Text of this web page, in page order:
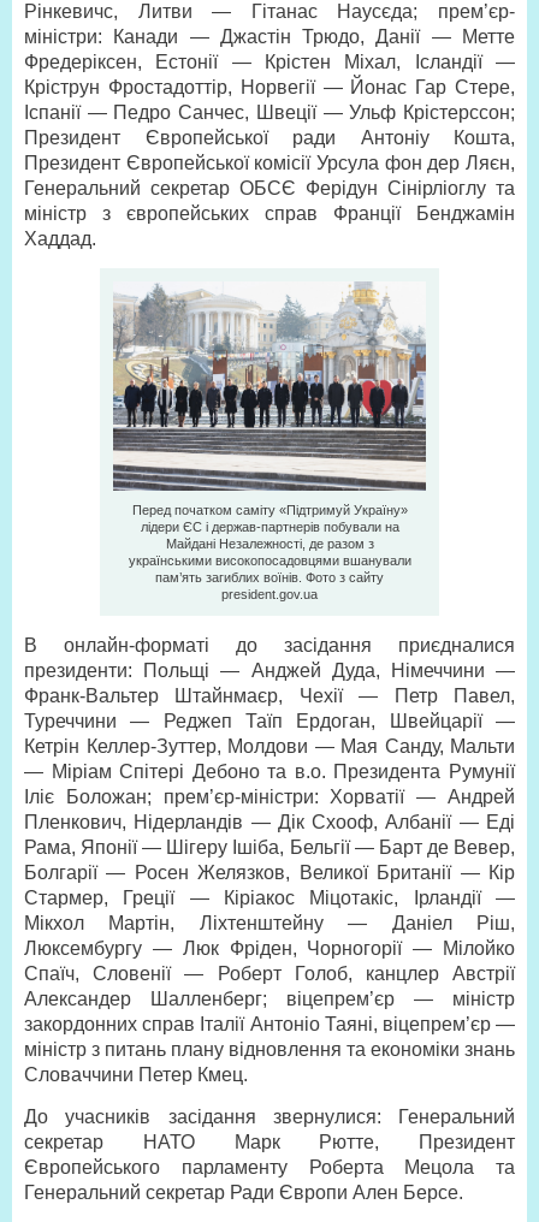
Рінкевичс, Литви — Гітанас Наусєда; прем’єр-
міністри: Канади — Джастін Трюдо, Данії — Метте
Фредеріксен, Естонії — Крістен Міхал, Ісландії —
Кріструн Фростадоттір, Норвегії — Йонас Гар Стере,
Іспанії — Педро Санчес, Швеції — Ульф Крістерссон;
Президент Європейської ради Антоніу Кошта,
Президент Європейської комісії Урсула фон дер Ляєн,
Генеральний секретар ОБСЄ Ферідун Сінірліоглу та
міністр з європейських справ Франції Бенджамін
Хаддад.
Перед початком саміту «Підтримуй Україну»
лідери ЄС і держав-партнерів побували на
Майдані Незалежності, де разом з
українськими високопосадовцями вшанували
пам’ять загиблих воїнів. Фото з сайту
president.gov.ua
В онлайн-форматі до засідання приєдналися
президенти: Польщі — Анджей Дуда, Німеччини —
Франк-Вальтер Штайнмаєр, Чехії — Петр Павел,
Туреччини — Реджеп Таїп Ердоган, Швейцарії —
Кетрін Келлер-Зуттер, Молдови — Мая Санду, Мальти
— Міріам Спітері Дебоно та в.о. Президента Румунії
Іліє Боложан; прем’єр-міністри: Хорватії — Андрей
Пленкович, Нідерландів — Дік Схооф, Албанії — Еді
Рама, Японії — Шігеру Ішіба, Бельгії — Барт де Вевер,
Болгарії — Росен Желязков, Великої Британії — Кір
Стармер, Греції — Кіріакос Міцотакіс, Ірландії —
Мікхол Мартін, Ліхтенштейну — Даніел Ріш,
Люксембургу — Люк Фріден, Чорногорії — Мілойко
Спаїч, Словенії — Роберт Голоб, канцлер Австрії
Александер Шалленберг; віцепрем’єр — міністр
закордонних справ Італії Антоніо Таяні, віцепрем’єр —
міністр з питань плану відновлення та економіки знань
Словаччини Петер Кмец.
До учасників засідання звернулися: Генеральний
секретар НАТО Марк Рютте, Президент
Європейського парламенту Роберта Мецола та
Генеральний секретар Ради Європи Ален Берсе.